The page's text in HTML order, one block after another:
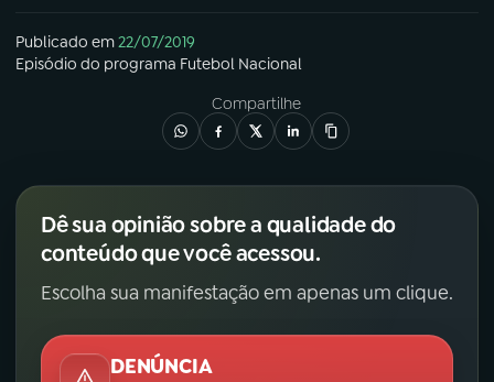
Publicado em22/07/2019
Episódio do programa Futebol Nacional
Compartilhe
Dê sua opinião sobre a qualidade do
conteúdo que você acessou.
Escolha sua manifestação em apenas um clique.
DENÚNCIA